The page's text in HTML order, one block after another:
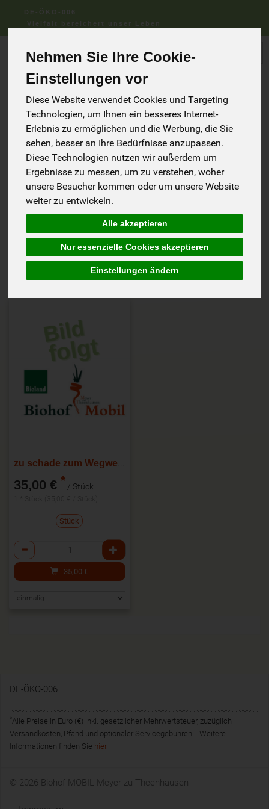
Nehmen Sie Ihre Cookie-
Einstellungen vor
Diese Website verwendet Cookies und Targeting
Technologien, um Ihnen ein besseres Internet-
Erlebnis zu ermöglichen und die Werbung, die Sie
sehen, besser an Ihre Bedürfnisse anzupassen.
Diese Technologien nutzen wir außerdem um
Ergebnisse zu messen, um zu verstehen, woher
unsere Besucher kommen oder um unsere Website
weiter zu entwickeln.
Alle akzeptieren
Nur essenzielle Cookies akzeptieren
Einstellungen ändern
DE-ÖKO-006
Vielfalt bereichert unser Leben
Direkt vom Hof 1
Allergene
zu schade zum Wegwerfen Kiste
35,00 € * / Stück
Stück
Anzahl
35,00 €
DE-ÖKO-006
*Alle Preise in Euro (€) inkl. gesetzlicher Mehrwertsteuer, zuzüglich
Versandkosten, Pfand und optionaler Servicegebühren. Weitere
Informationen finden Sie hier.
© 2026 Biohof-MOBIL Meyer zu Theenhausen